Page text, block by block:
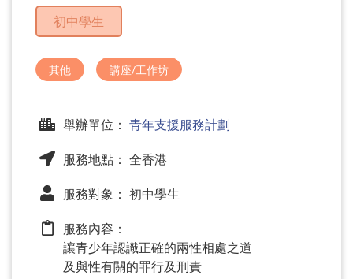
初中學生
其他 講座/工作坊
舉辦單位： 青年支援服務計劃
服務地點： 全香港
服務對象： 初中學生
服務內容：
讓青少年認識正確的兩性相處之道
及與性有關的罪行及刑責